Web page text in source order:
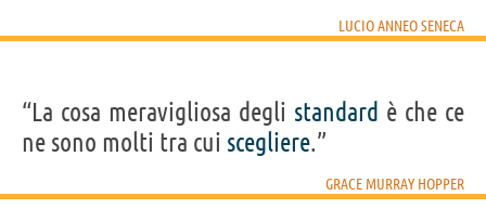
LUCIO ANNEO SENECA
“La cosa meravigliosa degli standard è che ce
ne sono molti tra cui scegliere.”
GRACE MURRAY HOPPER